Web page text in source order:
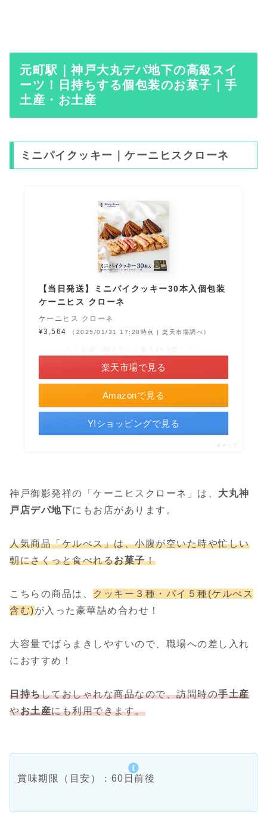
元町駅｜神戸大丸デパ地下の高級スイ
ーツ！日持ちする個包装のお菓子｜手
土産・お土産
ミニパイクッキー｜ケーニヒスクローネ
【当日発送】ミニパイクッキー30本入個包装
ケーニヒス クローネ
ケーニヒス クローネ
¥3,564
（2025/01/31 17:28時点 | 楽天市場調べ）
Amazonで見る
楽天市場で見る
Y!ショッピングで見る
ポチップ
神戸御影発祥の「ケーニヒスクローネ」は、 大丸神
戸店デパ地下にもお店があります。
人気商品「ケルぺス」は、小腹が空いた時や忙しい
朝にさくっと食べれるお菓子！
こちらの商品は、 クッキー３種・パイ５種(ケルぺス
含む)が入った豪華詰め合わせ！
大容量でばらまきしやすいので、職場への差し入れ
におすすめ！
日持ちしておしゃれな商品なので、訪問時の手土産
やお土産にも利用できます。
賞味期限（目安）：60日前後